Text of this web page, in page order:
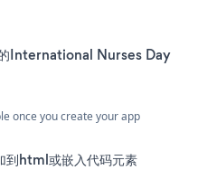
International Nurses Day
once you create your app
html或嵌入代码元素